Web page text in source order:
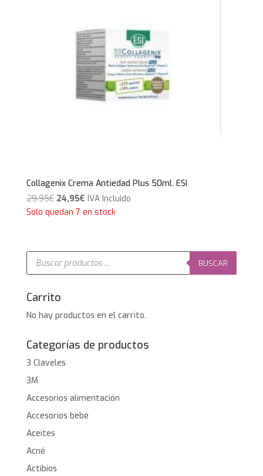
Collagenix Crema Antiedad Plus 50ml. ESI
29,95€ El
precio
29,95€.
24,95€El
precio
24,95€.
IVA Incluido
Solo quedan 7 en stock
Búsqueda
productos
BUSCAR
Carrito
No hay productos en el carrito.
Categorías de productos
3 Claveles
3M
Accesorios alimentación
Accesorios bebé
Aceites
Acné
Actibios